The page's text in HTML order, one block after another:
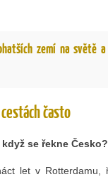
zemí na
často
se řekne Česko?
let v